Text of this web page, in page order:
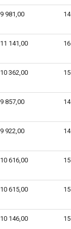
9 981,00
11 141,00
10 362,00
9 857,00
9 922,00
10 616,00
10 615,00
10 146,00